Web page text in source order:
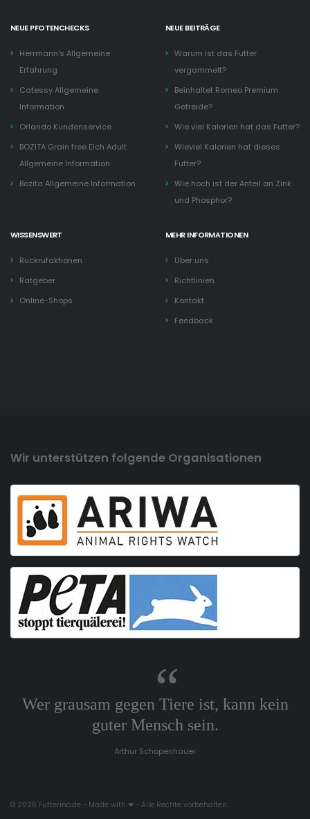
NEUE PFOTENCHECKS
Herrmann's Allgemeine
Erfahrung
Catessy Allgemeine
Information
Orlando Kundenservice
BOZITA Grain free Elch Adult
Allgemeine Information
Bozita Allgemeine Information
NEUE BEITRÄGE
Warum ist das Futter
vergammelt?
Beinhaltet Romeo Premium
Getreide?
Wie viel Kalorien hat das Futter?
Wieviel Kalorien hat dieses
Futter?
Wie hoch ist der Anteil an Zink
und Phosphor?
WISSENSWERT
Rückrufaktionen
Ratgeber
Online-Shops
MEHR INFORMATIONEN
Über uns
Richtlinien
Kontakt
Feedback
Wir unterstützen folgende Organisationen
Wer grausam gegen Tiere ist, kann kein
guter Mensch sein.
Arthur Schopenhauer
© 2026 Futterino.de - Made with ❤ - Alle Rechte vorbehalten.